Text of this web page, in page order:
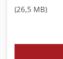
(26,5 MB)